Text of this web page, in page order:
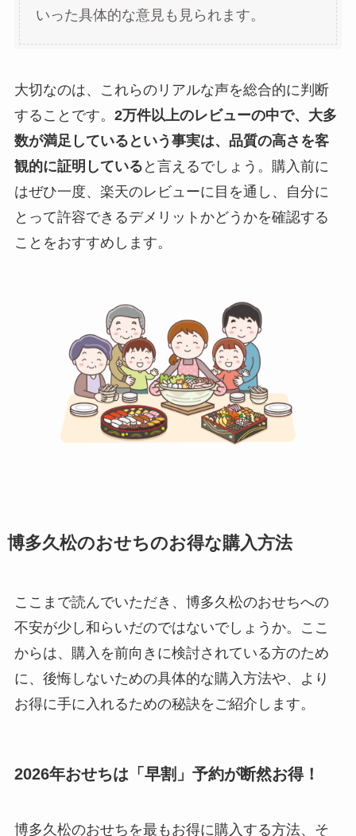
いった具体的な意見も見られます。
大切なのは、これらのリアルな声を総合的に判断
することです。 2万件以上のレビューの中で、大多
数が満足しているという事実は、品質の高さを客
観的に証明している と言えるでしょう。購入前に
はぜひ一度、楽天のレビューに目を通し、自分に
とって許容できるデメリットかどうかを確認する
ことをおすすめします。
博多久松のおせちのお得な購入方法
ここまで読んでいただき、博多久松のおせちへの
不安が少し和らいだのではないでしょうか。ここ
からは、購入を前向きに検討されている方のため
に、後悔しないための具体的な購入方法や、より
お得に手に入れるための秘訣をご紹介します。
2026年おせちは「早割」予約が断然お得！
博多久松のおせちを最もお得に購入する方法、そ